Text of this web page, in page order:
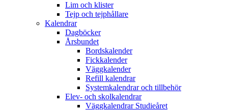
Lim och klister
Tejp och tejphållare
Kalendrar
Dagböcker
Årsbundet
Bordskalender
Fickkalender
Väggkalender
Refill kalendrar
Systemkalendrar och tillbehör
Elev- och skolkalendrar
Väggkalendrar Studieåret